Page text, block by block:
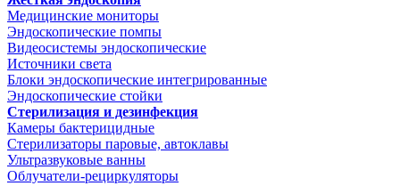
Медицинские мониторы
Эндоскопические помпы
Видеосистемы эндоскопические
Источники света
Блоки эндоскопические интегрированные
Эндоскопические стойки
Стерилизация и дезинфекция
Камеры бактерицидные
Стерилизаторы паровые, автоклавы
Ультразвуковые ванны
Облучатели-рециркуляторы